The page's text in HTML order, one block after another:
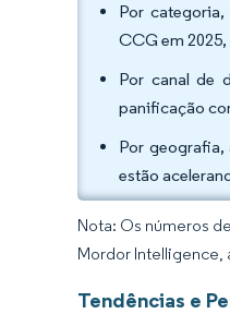
Por
CCG em 2025,
Por canal de
panificação
Por geografia,
estão
Nota: Os números
Mordor Intelligence,
Tendências e